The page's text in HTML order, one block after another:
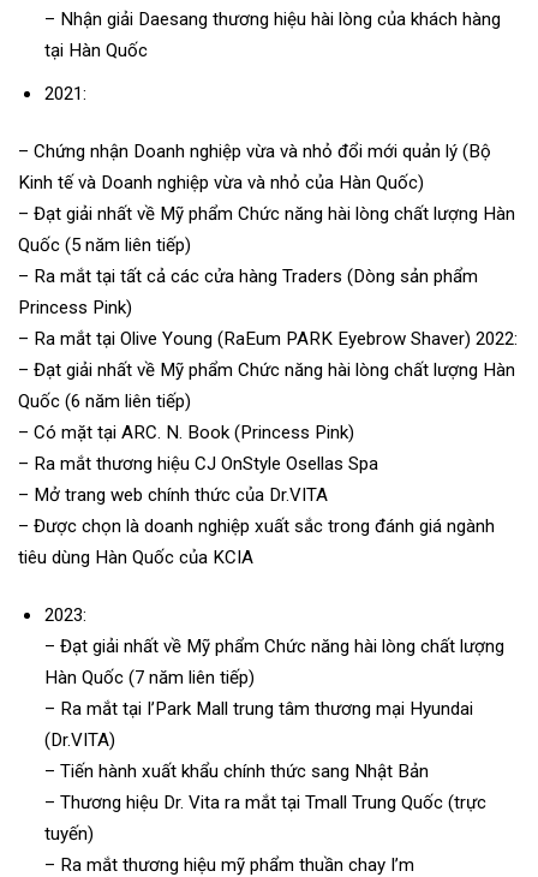
– Nhận giải Daesang thương hiệu hài lòng của khách hàng
tại Hàn Quốc
2021:
– Chứng nhận Doanh nghiệp vừa và nhỏ đổi mới quản lý (Bộ
Kinh tế và Doanh nghiệp vừa và nhỏ của Hàn Quốc)
– Đạt giải nhất về Mỹ phẩm Chức năng hài lòng chất lượng Hàn
Quốc (5 năm liên tiếp)
– Ra mắt tại tất cả các cửa hàng Traders (Dòng sản phẩm
Princess Pink)
– Ra mắt tại Olive Young (RaEum PARK Eyebrow Shaver) 2022:
– Đạt giải nhất về Mỹ phẩm Chức năng hài lòng chất lượng Hàn
Quốc (6 năm liên tiếp)
– Có mặt tại ARC. N. Book (Princess Pink)
– Ra mắt thương hiệu CJ OnStyle Osellas Spa
– Mở trang web chính thức của Dr.VITA
– Được chọn là doanh nghiệp xuất sắc trong đánh giá ngành
tiêu dùng Hàn Quốc của KCIA
2023:
– Đạt giải nhất về Mỹ phẩm Chức năng hài lòng chất lượng
Hàn Quốc (7 năm liên tiếp)
– Ra mắt tại I’Park Mall trung tâm thương mại Hyundai
(Dr.VITA)
– Tiến hành xuất khẩu chính thức sang Nhật Bản
– Thương hiệu Dr. Vita ra mắt tại Tmall Trung Quốc (trực
tuyến)
– Ra mắt thương hiệu mỹ phẩm thuần chay I’m